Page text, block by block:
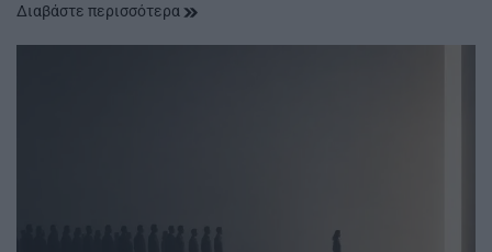
Διαβάστε περισσότερα